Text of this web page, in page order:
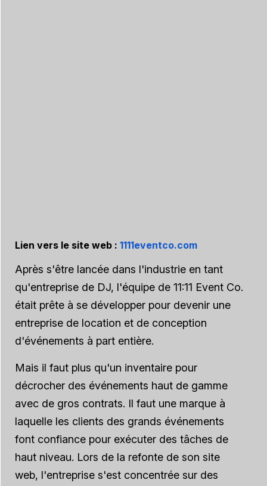
Lien vers le site web : 1111eventco.com
Après s'être lancée dans l'industrie en tant
qu'entreprise de DJ, l'équipe de 11:11 Event Co.
était prête à se développer pour devenir une
entreprise de location et de conception
d'événements à part entière.
Mais il faut plus qu'un inventaire pour
décrocher des événements haut de gamme
avec de gros contrats. Il faut une marque à
laquelle les clients des grands événements
font confiance pour exécuter des tâches de
haut niveau. Lors de la refonte de son site
web, l'entreprise s'est concentrée sur des